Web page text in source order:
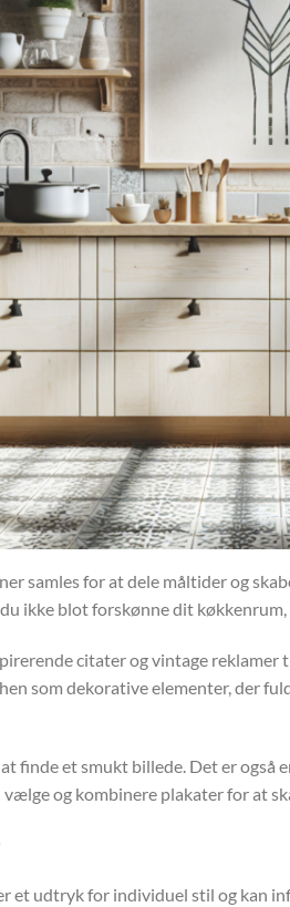
samles for at dele måltider og
ikke blot forskønne dit
citater og vintage
som dekorative elementer, der
finde et smukt billede. Det er
og kombinere plakater for at
et udtryk for individuel stil og kan